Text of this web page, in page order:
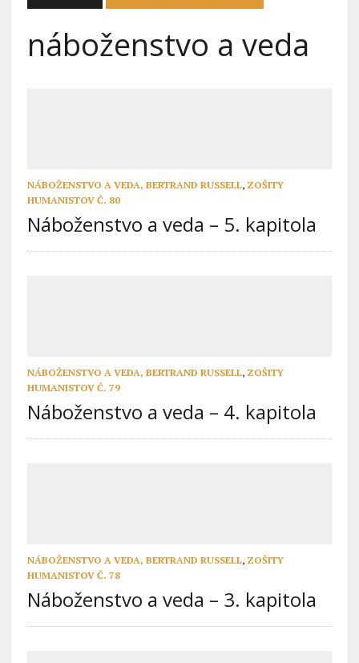
náboženstvo a veda
NÁBOŽENSTVO A VEDA, BERTRAND RUSSELL, ZOŠITY
HUMANISTOV Č. 80
Náboženstvo a veda – 5. kapitola
NÁBOŽENSTVO A VEDA, BERTRAND RUSSELL, ZOŠITY
HUMANISTOV Č. 79
Náboženstvo a veda – 4. kapitola
NÁBOŽENSTVO A VEDA, BERTRAND RUSSELL, ZOŠITY
HUMANISTOV Č. 78
Náboženstvo a veda – 3. kapitola